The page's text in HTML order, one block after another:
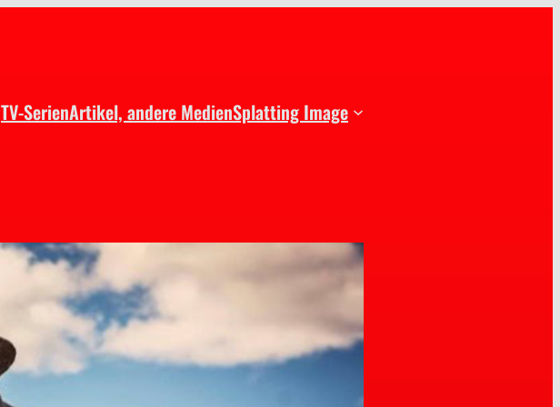
TV-SerienArtikel, andere MedienSplatting Image